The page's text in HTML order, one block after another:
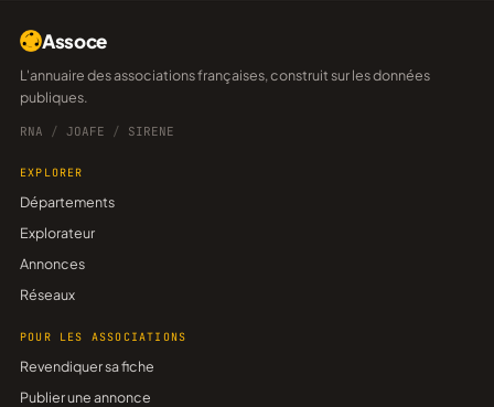
Assoce
L'annuaire des associations françaises, construit sur les données
publiques.
RNA / JOAFE / SIRENE
EXPLORER
Départements
Explorateur
Annonces
Réseaux
POUR LES ASSOCIATIONS
Revendiquer sa fiche
Publier une annonce